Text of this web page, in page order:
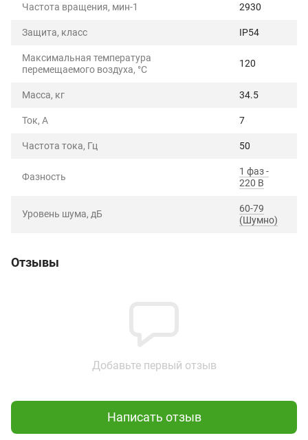
Частота вращения, мин-1 2930
Защита, класс IP54
Максимальная температура
перемещаемого воздуха, °C
120
Масса, кг 34.5
Ток, А 7
Частота тока, Гц 50
Фазность
1 фаз -
220 В
Уровень шума, дБ
60-79
(Шумно)
Отзывы
Добавьте первый отзыв
Написать отзыв